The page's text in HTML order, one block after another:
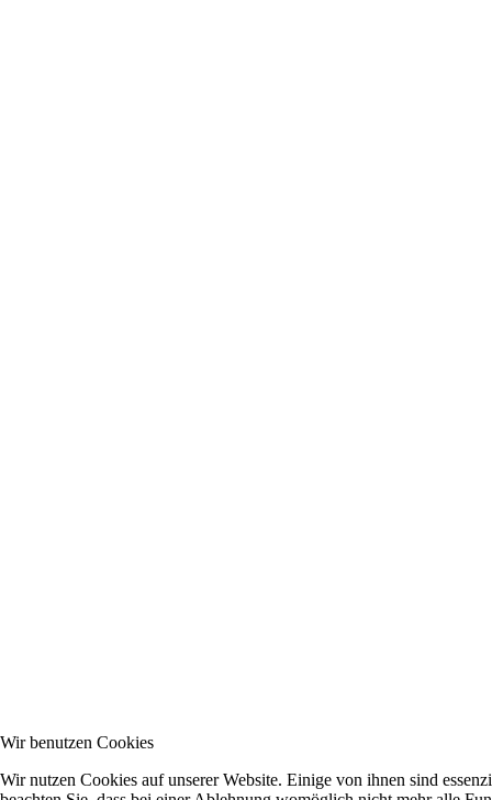
Wir benutzen Cookies
Wir nutzen Cookies auf unserer Website. Einige von ihnen sind